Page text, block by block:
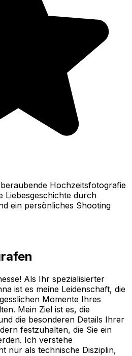
Hochzeitsfotografie
Liebesgeschichte durch
ein persönliches Shooting
Als Ihr spezialisierter
ist es meine Leidenschaft, die
Momente Ihres
Mein Ziel ist es, die
die besonderen Details Ihrer
festzuhalten, die Sie ein
Ich verstehe
nur als technische Disziplin,